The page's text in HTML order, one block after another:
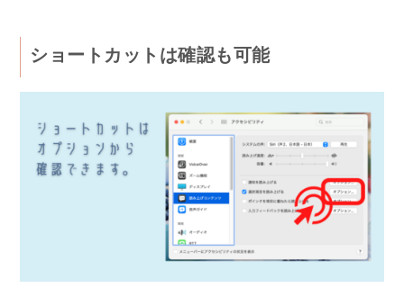
ショートカットは確認も可能